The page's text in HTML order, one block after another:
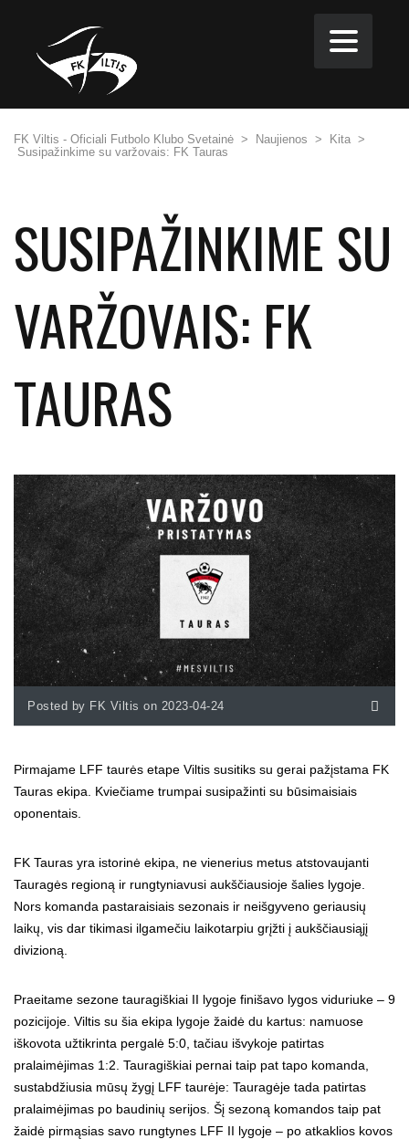
FK Viltis - Oficiali Futbolo Klubo Svetainė > Naujienos > Kita >
Susipažinkime su varžovais: FK Tauras
SUSIPAŽINKIME SU
VARŽOVAIS: FK
TAURAS
Posted by FK Viltis on 2023-04-24
Pirmajame LFF taurės etape Viltis susitiks su gerai pažįstama FK
Tauras ekipa. Kviečiame trumpai susipažinti su būsimaisiais
oponentais.
FK Tauras yra istorinė ekipa, ne vienerius metus atstovaujanti
Tauragės regioną ir rungtyniavusi aukščiausioje šalies lygoje.
Nors komanda pastaraisiais sezonais ir neišgyveno geriausių
laikų, vis dar tikimasi ilgamečiu laikotarpiu grįžti į aukščiausiąjį
divizioną.
Praeitame sezone tauragiškiai II lygoje finišavo lygos viduriuke – 9
pozicijoje. Viltis su šia ekipa lygoje žaidė du kartus: namuose
iškovota užtikrinta pergalė 5:0, tačiau išvykoje patirtas
pralaimėjimas 1:2. Tauragiškiai pernai taip pat tapo komanda,
sustabdžiusia mūsų žygį LFF taurėje: Tauragėje tada patirtas
pralaimėjimas po baudinių serijos. Šį sezoną komandos taip pat
žaidė pirmąsias savo rungtynes LFF II lygoje – po atkaklios kovos